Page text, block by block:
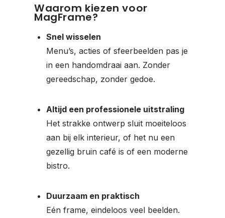
Waarom kiezen voor
MagFrame?
Snel wisselen
Menu’s, acties of sfeerbeelden pas je
in een handomdraai aan. Zonder
gereedschap, zonder gedoe.
Altijd een professionele uitstraling
Het strakke ontwerp sluit moeiteloos
aan bij elk interieur, of het nu een
gezellig bruin café is of een moderne
bistro.
Duurzaam en praktisch
Eén frame, eindeloos veel beelden.